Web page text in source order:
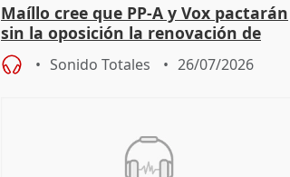
Maíllo cree que PP-A y Vox pactarán
sin la oposición la renovación de
órganos como el Defensor
Sonido Totales 26/07/2026